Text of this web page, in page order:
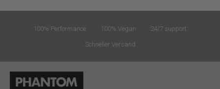
100% Performance 100% Vegan 24/7 support
Schneller Versand